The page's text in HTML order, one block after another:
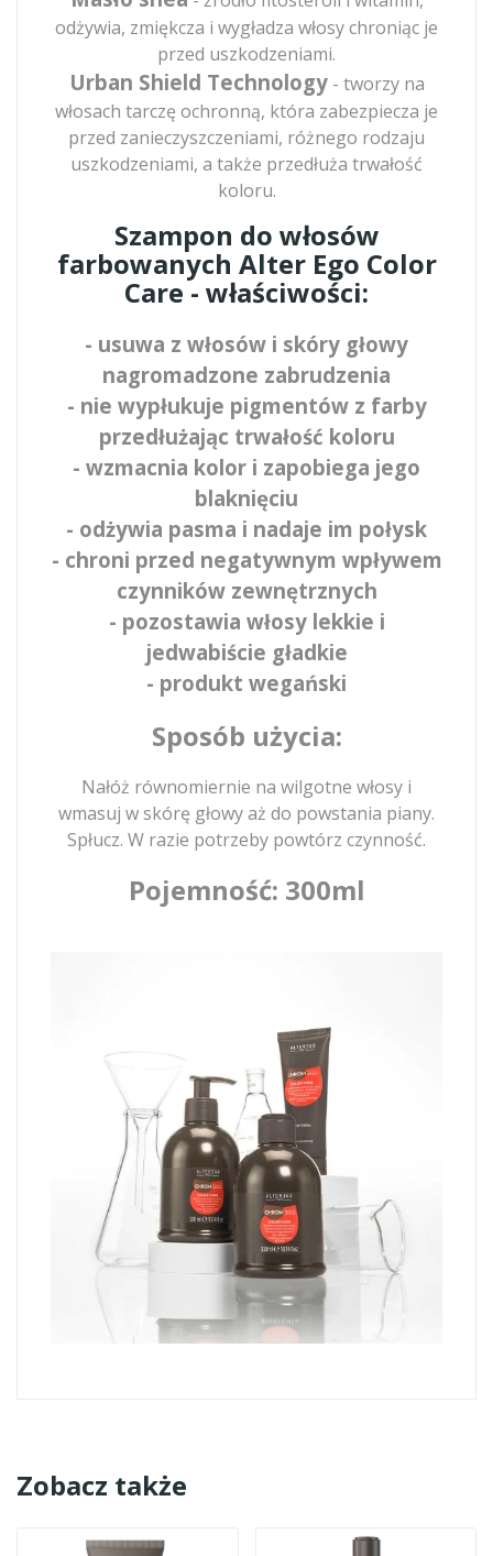
odżywia, zmiękcza i wygładza włosy chroniąc je
przed uszkodzeniami.
Urban Shield Technology- tworzy na
włosach tarczę ochronną, która zabezpiecza je
przed zanieczyszczeniami, różnego rodzaju
uszkodzeniami, a także przedłuża trwałość
koloru.
Szampon do włosów
farbowanych Alter Ego Color
Care - właściwości:
- usuwa z włosów i skóry głowy
nagromadzone zabrudzenia
- nie wypłukuje pigmentów z farby
przedłużając trwałość koloru
- wzmacnia kolor i zapobiega jego
blaknięciu
- odżywia pasma i nadaje im połysk
- chroni przed negatywnym wpływem
czynników zewnętrznych
- pozostawia włosy lekkie i
jedwabiście gładkie
- produkt wegański
Sposób użycia:
Nałóż równomiernie na wilgotne włosy i
wmasuj w skórę głowy aż do powstania piany.
Spłucz. W razie potrzeby powtórz czynność.
Pojemność: 300ml
Zobacz także